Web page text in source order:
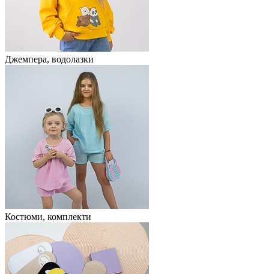
Джемпера, водолазки
Костюми, комплекти